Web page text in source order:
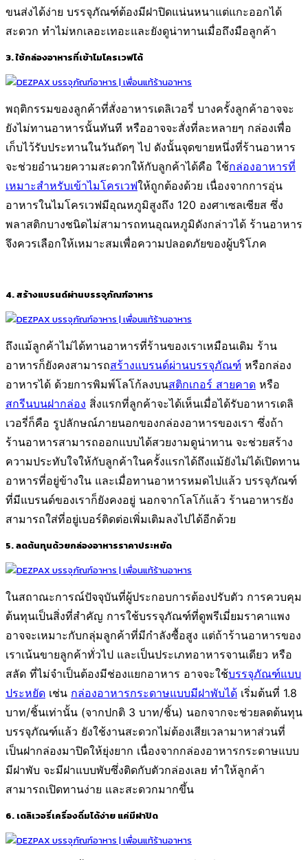
ขนส่งได้ง่าย บรรจุภัณฑ์ต้องมีฝาปิดแน่นหนาแต่แกะออกได้
สะดวก ทำไม่หกเลอะเทอะและยังดูน่าทานเมื่อถึงมือลูกค้า
3. ใช้กล่องอาหารที่เข้าไมโครเวฟได้
พฤติกรรมของลูกค้าที่สั่งอาหารเดลิเวอรี่ บางครั้งลูกค้าอาจจะ
ยังไม่ทานอาหารนั้นทันที หรืออาจจะสั่งที่ละหลายๆ กล่องเพื่อ
เก็บไว้รับประทานในวันถัดๆ ไป ดังนั้นจุดขายหนึ่งที่ร้านอาหาร
จะช่วยอำนวยความสะดวกให้กับลูกค้าได้คือ ใช้กล่องอาหารที่
เหมาะสำหรับเข้าไมโครเวฟให้ถูกต้องด้วย เนื่องจากการอุ่น
อาหารในไมโครเวฟมีอุณหภูมิสูงถึง 120 องศาเซลเซียส ซึ่ง
พลาสติกบางชนิดไม่สามารถทนอุณหภูมิดังกล่าวได้ ร้านอาหาร
จึงควรเลือกให้เหมาะสมเพื่อความปลอดภัยของผู้บริโภค
4. สร้างแบรนด์ผ่านบรรจุภัณฑ์อาหาร
ถึงแม้ลูกค้าไม่ได้ทานอาหารที่ร้านของเราเหมือนเดิม ร้าน
อาหารก็ยังคงสามารถสร้างแบรนด์ผ่านบรรจุภัณฑ์ หรือกล่อง
อาหารได้ ด้วยการพิมพ์โลโก้ลงบนสติกเกอร์ สายคาด หรือ
สกรีนบนฝากล่อง สิ่งแรกที่ลูกค้าจะได้เห็นเมื่อได้รับอาหารเดลิ
เวอรี่ก็คือ รูปลักษณ์ภายนอกของกล่องอาหารของเรา ซึ่งถ้า
ร้านอาหารสามารถออกแบบได้สวยงามดูน่าทาน จะช่วยสร้าง
ความประทับใจให้กับลูกค้าในครั้งแรกได้ถึงแม้ยังไม่ได้เปิดทาน
อาหารที่อยู่ข้างใน และเมื่อทานอาหารหมดไปแล้ว บรรจุภัณฑ์
ที่มีแบรนด์ของเราก็ยังคงอยู่ นอกจากโลโก้แล้ว ร้านอาหารยัง
สามารถใส่ที่อยู่เบอร์ติดต่อเพิ่มเติมลงไปได้อีกด้วย
5. ลดต้นทุนด้วยกล่องอาหารราคาประหยัด
ในสถาณะการณ์ปัจจุบันที่ผู้ประกอบการต้องปรับตัว การควบคุม
ต้นทุนเป็นสิ่งที่สำคัญ การใช้บรรจุภัณฑ์ที่ดูพรีเมี่ยมราคาแพง
อาจจะเหมาะกับกลุ่มลูกค้าที่มีกำลังซื้อสูง แต่ถ้าร้านอาหารของ
เราเน้นขายลูกค้าทั่วไป และเป็นประเภทอาหารจานเดียว หรือ
สลัด ที่ไม่จำเป็นต้องมีช่องแยกอาหาร อาจจะใช้บรรจุภัณฑ์แบบ
ประหยัด เช่น กล่องอาหารกระดาษแบบมีฝาพับได้ เริ่มต้นที่ 1.8
บาท/ชิ้นเท่านั้น (จากปกติ 3 บาท/ชิ้น) นอกจากจะช่วยลดต้นทุน
บรรจุภัณฑ์แล้ว ยังใช้งานสะดวกไม่ต้องเสียเวลามาหาส่วนที่
เป็นฝากล่องมาปิดให้ยุ่งยาก เนื่องจากกล่องอาหารกระดาษแบบ
มีฝาพับ จะมีฝาแบบพับซึ่งติดกับตัวกล่องเลย ทำให้ลูกค้า
สามารถเปิดทานง่าย และสะดวกมากขึ้น
6. เดลิเวอรี่เครื่องดื่มได้ง่าย แค่มีฝาปิด